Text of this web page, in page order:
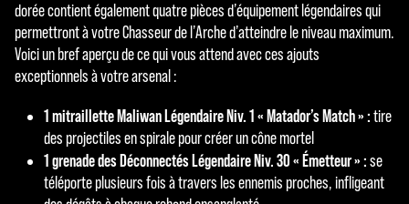
dorée contient également quatre pièces d’équipement légendaires qui
permettront à votre Chasseur de l’Arche d’atteindre le niveau maximum.
Voici un bref aperçu de ce qui vous attend avec ces ajouts
exceptionnels à votre arsenal :
1 mitraillette Maliwan Légendaire Niv. 1 « Matador’s Match » :tire
des projectiles en spirale pour créer un cône mortel
1 grenade des Déconnectés Légendaire Niv. 30 « Émetteur » :se
téléporte plusieurs fois à travers les ennemis proches, infligeant